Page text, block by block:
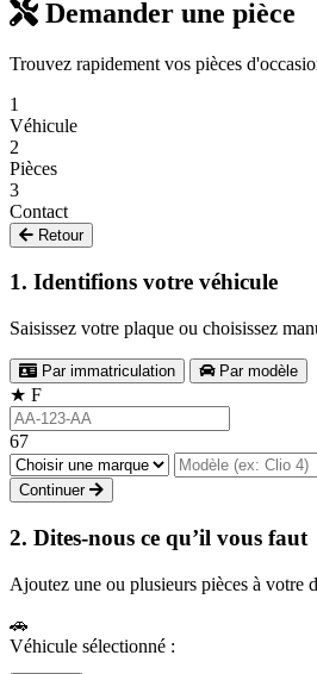
Demander une pièce
Trouvez rapidement vos pièces
1
Véhicule
2
Pièces
3
Contact
Retour
1. Identifions votre véhicule
Saisissez votre plaque ou choisissez
Par immatriculation Par modèle
★ F
67
Continuer
2. Dites-nous ce qu’il vous faut
Ajoutez une ou plusieurs pièces à votre
🚗
Véhicule sélectionné :